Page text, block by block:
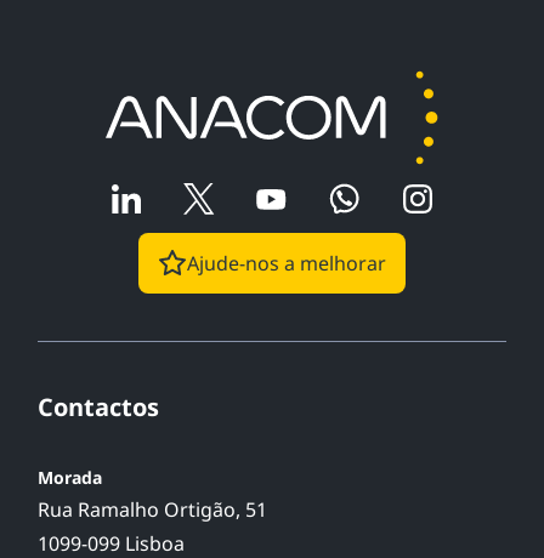
Ajude-nos a melhorar
Contactos
Morada
Rua Ramalho Ortigão, 51
1099-099 Lisboa